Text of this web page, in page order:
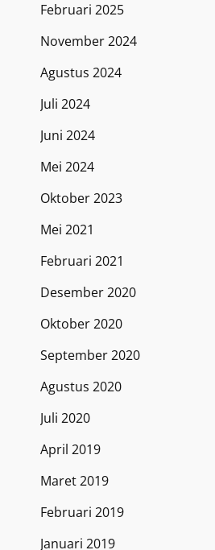
Februari 2025
November 2024
Agustus 2024
Juli 2024
Juni 2024
Mei 2024
Oktober 2023
Mei 2021
Februari 2021
Desember 2020
Oktober 2020
September 2020
Agustus 2020
Juli 2020
April 2019
Maret 2019
Februari 2019
Januari 2019